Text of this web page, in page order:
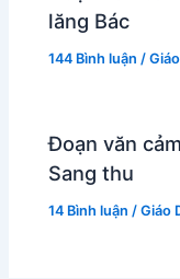
lăng Bác
144 Bình luận /
Đoạn văn
Sang thu
14 Bình luận /Giáo